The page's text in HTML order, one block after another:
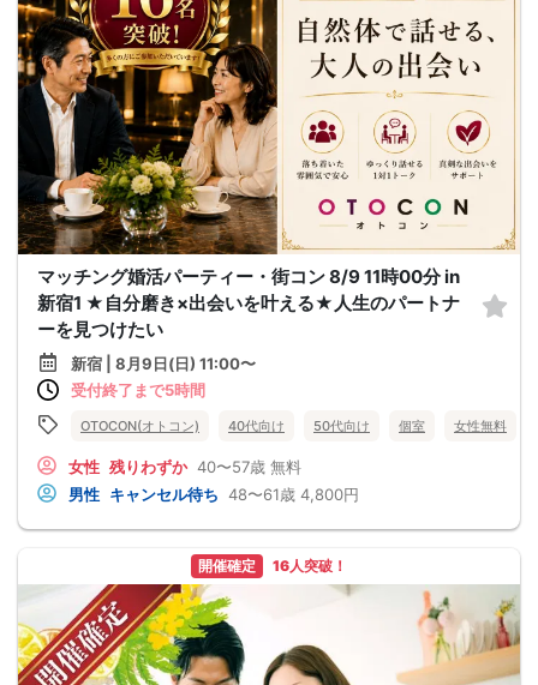
マッチング婚活パーティー・街コン 8/9 11時00分 in
新宿1 ★自分磨き×出会いを叶える★人生のパートナ
ーを見つけたい
新宿 | 8月9日(日) 11:00〜
受付終了まで5時間
OTOCON(オトコン) 40代向け 50代向け 個室 女性無料
女性 残りわずか 40〜57歳 無料
男性 キャンセル待ち 48〜61歳 4,800円
開催確定 16人突破！